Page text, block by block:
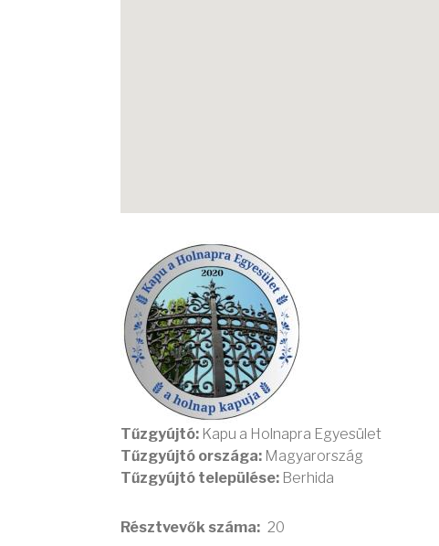
Tűzgyújtó: Kapu a Holnapra Egyesület
Tűzgyújtó országa: Magyarország
Tűzgyújtó települése: Berhida
Résztvevők száma 20